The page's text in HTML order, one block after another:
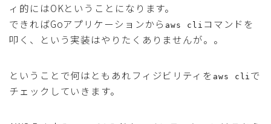
ィ的にはOKということになります。
できればGoアプリケーションから aws cli コマンドを
叩く、という実装はやりたくありませんが。。
ということで何はともあれフィジビリティを aws cli で
チェックしていきます。